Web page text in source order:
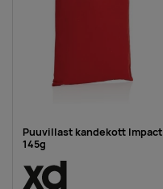
Puuvillast kandekott Impact
145g